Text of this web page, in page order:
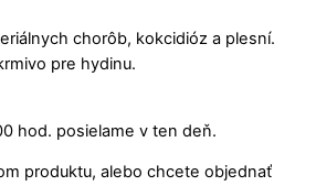
chorôb, kokcidióz a plesní.
pre hydinu.
hod. posielame v ten deň.
produktu, alebo chcete objednať